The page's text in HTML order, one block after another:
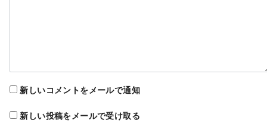
新しいコメントをメールで通知
新しい投稿をメールで受け取る